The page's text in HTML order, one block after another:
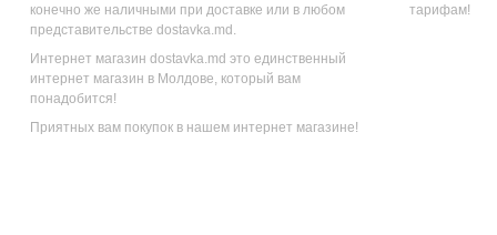
конечно же наличными при доставке или в любом
представительстве dostavka.md.
Интернет магазин dostavka.md это единственный
интернет магазин в Молдове, который вам
понадобится!
Приятных вам покупок в нашем интернет магазине!
тарифам!